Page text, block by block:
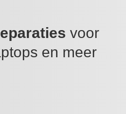
voor
en meer